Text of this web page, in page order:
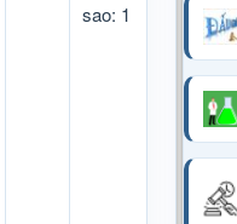
sao: 1